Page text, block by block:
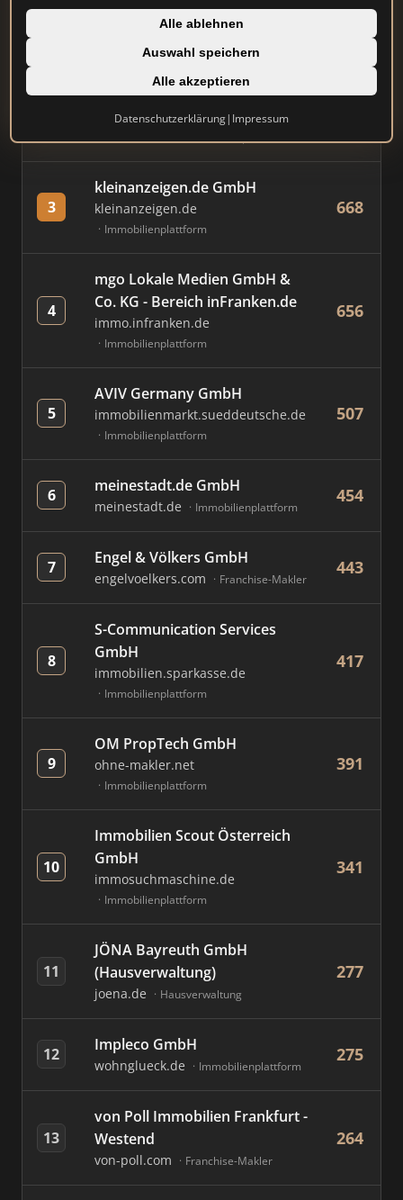
Alle ablehnen
Auswahl speichern
Alle akzeptieren
Datenschutzerklärung| Impressum
Immobilien Scout GmbH
immobilienscout24.de
AVIV Germany GmbH
3
kleinanzeigen.de GmbH
kleinanzeigen.de
Immobilienplattform
668
4
mgo Lokale Medien GmbH &
Co. KG - Bereich inFranken.de
immo.infranken.de
Immobilienplattform
656
5
AVIV Germany GmbH
immobilienmarkt.sueddeutsche.de
Immobilienplattform
507
6 meinestadt.de GmbH
meinestadt.de Immobilienplattform
454
7 Engel & Völkers GmbH
engelvoelkers.com Franchise-Makler
443
8
S-Communication Services
GmbH
immobilien.sparkasse.de
Immobilienplattform
417
9
OM PropTech GmbH
ohne-makler.net
Immobilienplattform
391
10
Immobilien Scout Österreich
GmbH
immosuchmaschine.de
Immobilienplattform
341
11
JÖNA Bayreuth GmbH
(Hausverwaltung)
joena.de Hausverwaltung
277
12 Impleco GmbH
wohnglueck.de Immobilienplattform
275
13
von Poll Immobilien Frankfurt -
Westend
von-poll.com Franchise-Makler
264